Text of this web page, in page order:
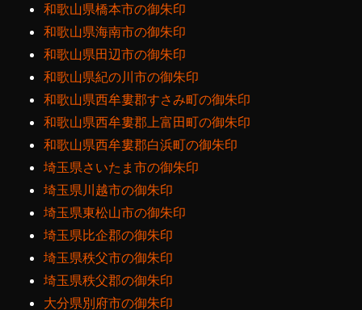
和歌山県橋本市の御朱印
和歌山県海南市の御朱印
和歌山県田辺市の御朱印
和歌山県紀の川市の御朱印
和歌山県西牟婁郡すさみ町の御朱印
和歌山県西牟婁郡上富田町の御朱印
和歌山県西牟婁郡白浜町の御朱印
埼玉県さいたま市の御朱印
埼玉県川越市の御朱印
埼玉県東松山市の御朱印
埼玉県比企郡の御朱印
埼玉県秩父市の御朱印
埼玉県秩父郡の御朱印
大分県別府市の御朱印